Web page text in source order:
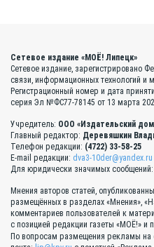
Сетевое издание «МОЁ! Липецк»
Сетевое издание, зарегистрировано
связи, информационных технологий и
Регистрационный номер и дата
серия Эл №ФС77-78145 от 13 марта
Учредитель: ООО «Издательский
Главный редактор: Деревяшкин
Телефон редакции: (4722) 33-58-25
E-mail редакции: dva3-10der@yandex.ru
Для юридически значимых сообщений:
Мнения авторов статей,
размещённых в разделах «Мнения»,
комментариев пользователей к
с позицией редакции газеты «МОЁ!» и
По вопросам размещения рекламы на